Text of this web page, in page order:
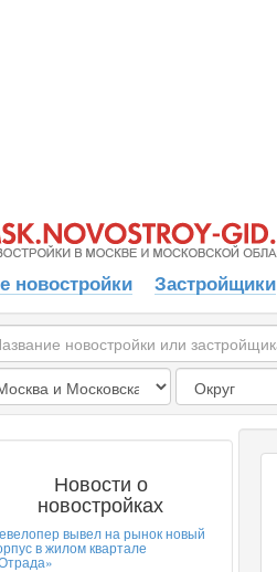
новостройки Застройщики
Новости о
новостройках
вывел на рынок новый
в жилом квартале